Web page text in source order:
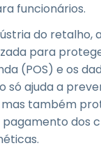
funcionários.
do retalho,
para
(POS) e os
só ajuda a
também
dos